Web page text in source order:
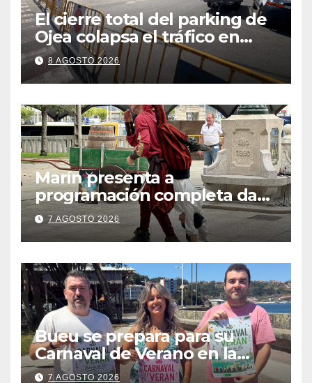
El cierre total del parking de
Ojea colapsa el tráfico en
Cangas
8 AGOSTO 2026
Marín presenta a
programación completa da
Festa Corsaria, que bate
todos os récords de
participación con 100
solicitudes de mesas
7 AGOSTO 2026
Bueu se prepara para su
Carnaval de Verano en la
Banda do Río
7 AGOSTO 2026